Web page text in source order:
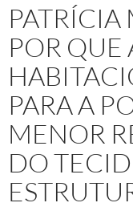
PATRÍCIA
POR
PARA A
MENOR
DO